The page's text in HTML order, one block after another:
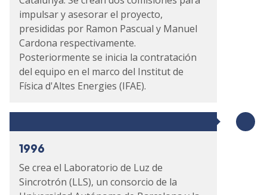
impulsar y asesorar el proyecto,
presididas por Ramon Pascual y Manuel
Cardona respectivamente.
Posteriormente se inicia la contratación
del equipo en el marco del Institut de
Física d'Altes Energies (IFAE).
1996
Se crea el Laboratorio de Luz de
Sincrotrón (LLS), un consorcio de la